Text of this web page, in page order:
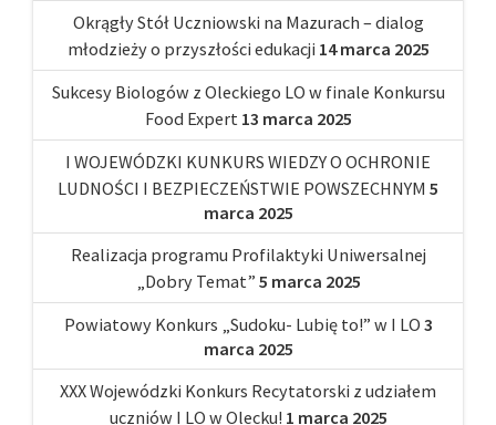
Okrągły Stół Uczniowski na Mazurach – dialog
młodzieży o przyszłości edukacji 14 marca 2025
Sukcesy Biologów z Oleckiego LO w finale Konkursu
Food Expert 13 marca 2025
I WOJEWÓDZKI KUNKURS WIEDZY O OCHRONIE
LUDNOŚCI I BEZPIECZEŃSTWIE POWSZECHNYM 5
marca 2025
Realizacja programu Profilaktyki Uniwersalnej
„Dobry Temat” 5 marca 2025
Powiatowy Konkurs „Sudoku- Lubię to!” w I LO 3
marca 2025
XXX Wojewódzki Konkurs Recytatorski z udziałem
uczniów I LO w Olecku! 1 marca 2025